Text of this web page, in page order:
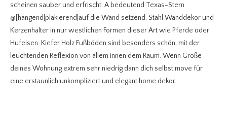
scheinen sauber und erfrischt. A bedeutend Texas-Stern
@[hängend|plakierend|auf die Wand setzend, Stahl Wanddekor und
Kerzenhalter in nur westlichen Formen dieser Art wie Pferde oder
Hufeisen. Kiefer Holz Fußböden sind besonders schön, mit der
leuchtenden Reflexion von allem innen dem Raum. Wenn Größe
deines Wohnung extrem sehr niedrig dann dich selbst move für
eine erstaunlich unkompliziert und elegant home dekor.